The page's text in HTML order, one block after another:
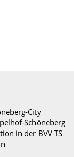
City
Schöneberg
in der BVV TS